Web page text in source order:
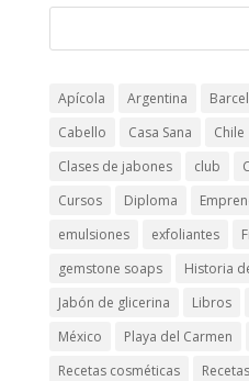
Apícola Argentina
Cabello
Casa Sana Chile
Clases de jabones
club
Cursos
Diploma
emulsiones
exfoliantes
gemstone soaps
Historia
Jabón de glicerina
Libros
México
Playa del Carmen
Recetas cosméticas